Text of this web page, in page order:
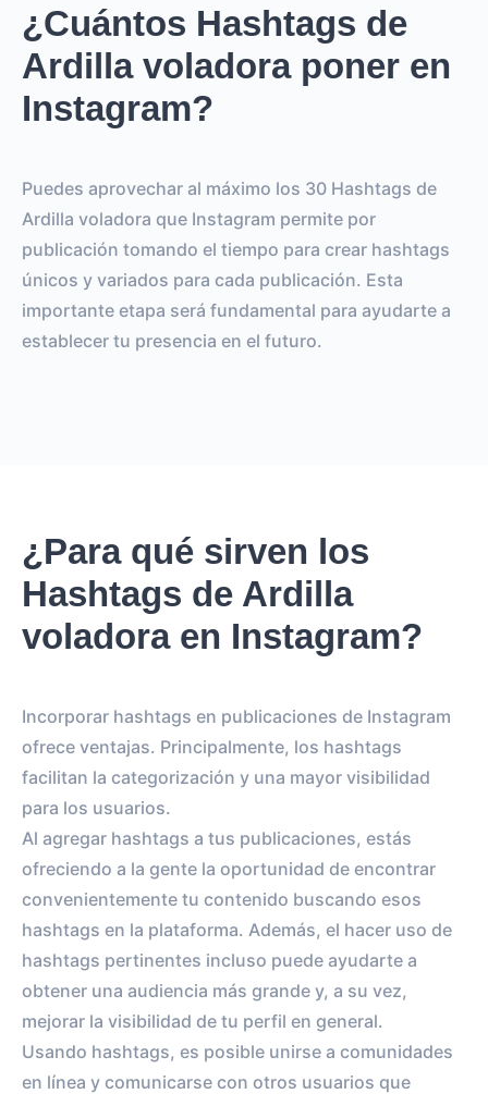
¿Cuántos Hashtags de
Ardilla voladora poner en
Instagram?
Puedes aprovechar al máximo los 30 Hashtags de
Ardilla voladora que Instagram permite por
publicación tomando el tiempo para crear hashtags
únicos y variados para cada publicación. Esta
importante etapa será fundamental para ayudarte a
establecer tu presencia en el futuro.
¿Para qué sirven los
Hashtags de Ardilla
voladora en Instagram?
Incorporar hashtags en publicaciones de Instagram
ofrece ventajas. Principalmente, los hashtags
facilitan la categorización y una mayor visibilidad
para los usuarios.
Al agregar hashtags a tus publicaciones, estás
ofreciendo a la gente la oportunidad de encontrar
convenientemente tu contenido buscando esos
hashtags en la plataforma. Además, el hacer uso de
hashtags pertinentes incluso puede ayudarte a
obtener una audiencia más grande y, a su vez,
mejorar la visibilidad de tu perfil en general.
Usando hashtags, es posible unirse a comunidades
en línea y comunicarse con otros usuarios que